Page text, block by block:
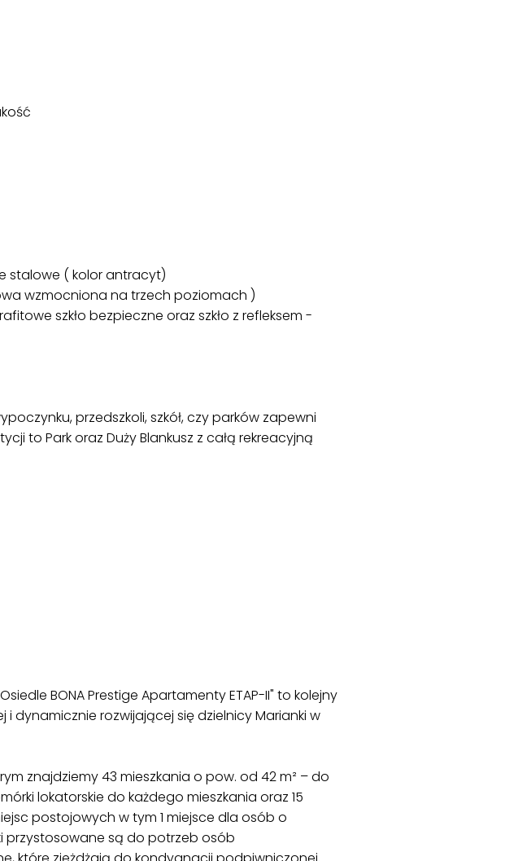
stalowe ( kolor antracyt)
wzmocniona na trzech poziomach )
szkło bezpieczne oraz szkło z refleksem -
przedszkoli, szkół, czy parków zapewni
to Park oraz Duży Blankusz z całą rekreacyjną
BONA Prestige Apartamenty ETAP-II" to kolejny
dynamicznie rozwijającej się dzielnicy Marianki w
znajdziemy 43 mieszkania o pow. od 42 m² – do
lokatorskie do każdego mieszkania oraz 15
postojowych w tym 1 miejsce dla osób o
przystosowane są do potrzeb osób